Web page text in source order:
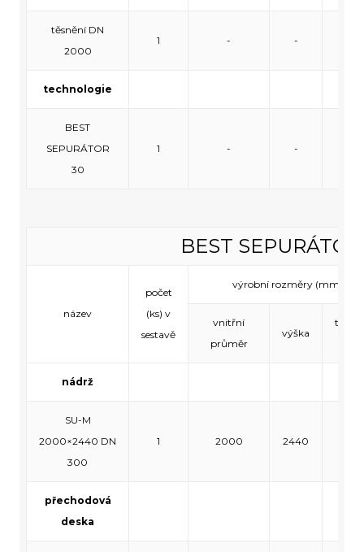
těsnění DN
2000
1 - -
technologie
BEST
SEPURÁTOR
30
1 - -
BEST
název
počet
(ks) v
sestavě
výrobní rozměry (mm)
vnitřní
průměr
výška
nádrž
SU-M
2000×2440 DN
300
1 2000 2440
přechodová
deska